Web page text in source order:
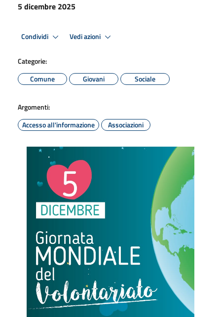
5 dicembre 2025
Condividi Vedi azioni
Categorie:
Comune
Giovani Sociale
Argomenti:
Accesso all'informazione
Associazioni